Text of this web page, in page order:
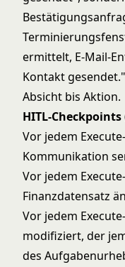
ermittelt, E-Mail-
Kontakt
Absicht bis Aktion.
HITL-
Vor jedem
Kommunikation
Vor jedem
Finanzdatensatz
Vor jedem
modifiziert, der
des